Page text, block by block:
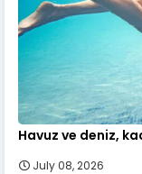
Havuz ve deniz,
July 08, 2026